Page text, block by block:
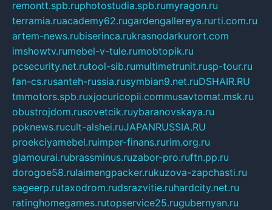
remontt.spb.ruphotostudia.spb.rumyragon.ru
terramia.ruacademy62.rugardengallereya.rurti.com.ru
artem-news.rubiserinca.rukrasnodarkurort.com
imshowtv.rumebel-v-tule.rumobtopik.ru
pcsecurity.net.rutool-sib.rumultimetrunit.rusp-tour.ru
fan-cs.rusanteh-russia.rusymbian9.net.ruDSHAIR.RU
tmmotors.spb.ruxjocuricopii.commusavtomat.msk.ru
obustrojdom.rusovetcik.ruybaranovskaya.ru
ppknews.rucult-alshei.ruJAPANRUSSIA.RU
proekciyamebel.ruimper-finans.rurim.org.ru
glamourai.rubrassminus.ruzabor-pro.ruftn.pp.ru
dorogoe58.rulaimengpacker.rukuzova-zapchasti.ru
sageerp.rutaxodrom.rudsrazvitie.ruhardcity.net.ru
ratinghomegames.rutopservice25.rugubernyan.ru